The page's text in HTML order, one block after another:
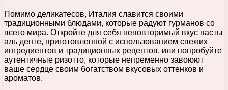
Помимо деликатесов, Италия славится своими
традиционными блюдами, которые радуют гурманов со
всего мира. Откройте для себя неповторимый вкус пасты
аль денте, приготовленной с использованием свежих
ингредиентов и традиционных рецептов, или попробуйте
аутентичные ризотто, которые непременно завоюют
ваше сердце своим богатством вкусовых оттенков и
ароматов.